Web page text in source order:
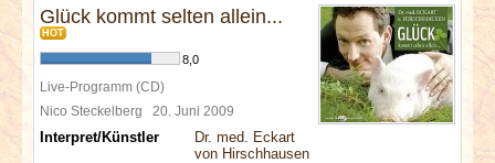
Glück kommt selten allein...
HOT
8,0
Live-Programm (CD)
Nico Steckelberg 20. Juni 2009
Interpret/Künstler
Dr. med. Eckart
von Hirschhausen